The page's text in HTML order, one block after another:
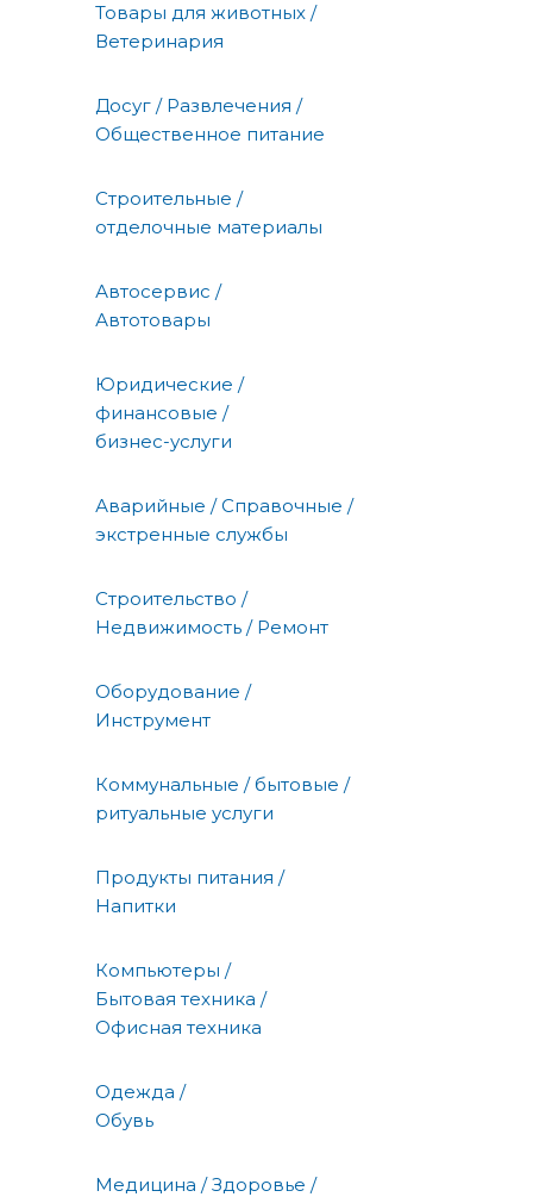
Товары для животных /
Ветеринария
Досуг / Развлечения /
Общественное питание
Строительные /
отделочные материалы
Автосервис /
Автотовары
Юридические /
финансовые /
бизнес-услуги
Аварийные / Справочные /
экстренные службы
Строительство /
Недвижимость / Ремонт
Оборудование /
Инструмент
Коммунальные / бытовые /
ритуальные услуги
Продукты питания /
Напитки
Компьютеры /
Бытовая техника /
Офисная техника
Одежда /
Обувь
Медицина / Здоровье /